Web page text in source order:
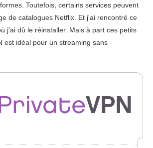
Toutefois, certains services peuvent
de catalogues Netflix. Et j'ai rencontré ce
j'ai dû le réinstaller. Mais à part ces petits
est idéal pour un streaming sans